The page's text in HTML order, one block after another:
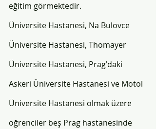
eğitim görmektedir.
Üniversite Hastanesi, Na Bulovce
Üniversite Hastanesi, Thomayer
Üniversite Hastanesi, Prag'daki
Askeri Üniversite Hastanesi ve Motol
Üniversite Hastanesi olmak üzere
öğrenciler beş Prag hastanesinde